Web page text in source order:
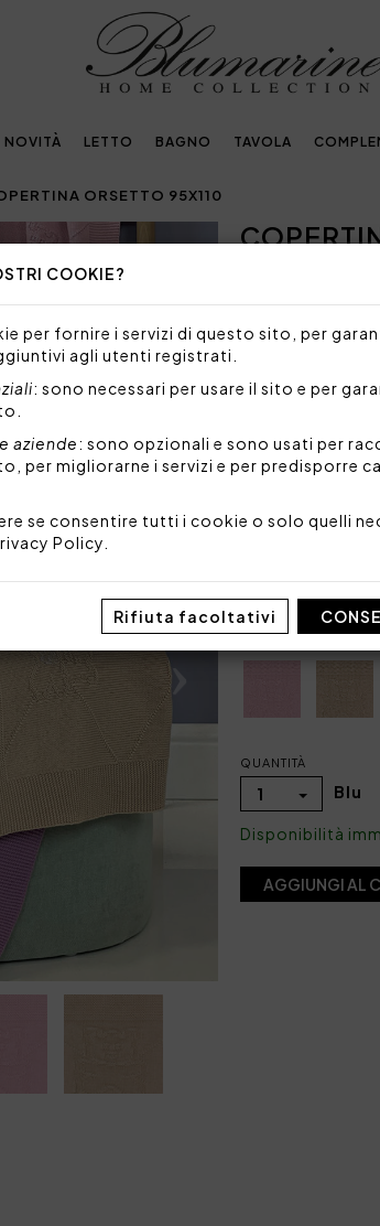
COOKIE?
per fornire i servizi di questo sito, per
agli utenti registrati.
: sono necessari per usare il sito e per
aziende: sono opzionali e sono usati per
per migliorarne i servizi e per predisporre
se consentire tutti i cookie o solo quelli
Policy
Rifiuta facoltativi
NOVITÀ LETTO BAGNO TAVOLA
ORSETTO 95X110
Next
254,00€
Copertina per
Blumarine in
Misure: 95x110
Made in Italy
Imballo: Scatola
QUANTITÀ
1 Blu
Disponibilità
AGGIUNGI AL